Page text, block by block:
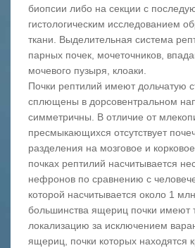
биопсии либо на секции с
гистологическим исследованием
ткани. Выделительная система
парных почек, мочеточников,
мочевого пузыря, клоаки.
Почки рептилий имеют дольчатую
сплющены в дорсовентральном
симметричны. В отличие от
пресмыкающихся отсутствует
разделения на мозговое и
почках рептилий насчитывается
нефронов по сравнению с
которой насчитывается около 1
большинства ящериц почки имеют
локализацию за исключением
ящериц, почки которых находятся